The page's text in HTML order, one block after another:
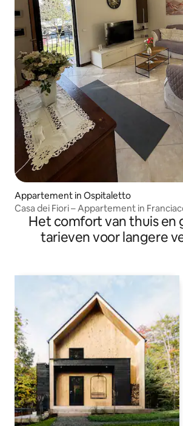
Appartement in Ospitaletto
Casa dei Fiori – Appartement in
Het comfort van thuis en
tarieven voor langere